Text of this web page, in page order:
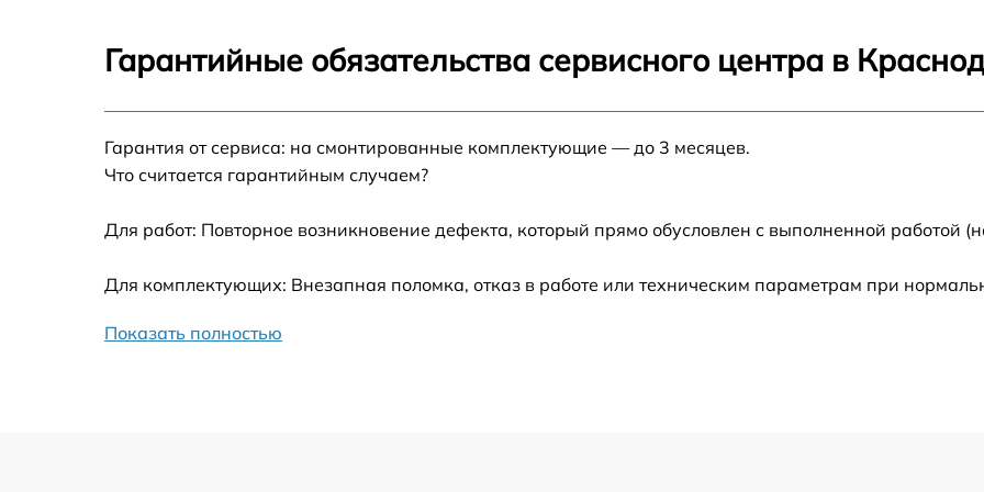
Калибровка и настройка тепловизора от 60 мин
других устройств
от 60 мин
Замена ключей управления от 60 мин
Гарантийные обязательства сервисного центра в
Гарантия от сервиса: на смонтированные комплектующие — до 3 месяцев.
Что считается гарантийным случаем?
Для работ: Повторное возникновение дефекта, который прямо обусловлен с выполненной работой
Для комплектующих: Внезапная поломка, отказ в работе или техническим параметрам при
Показать полностью